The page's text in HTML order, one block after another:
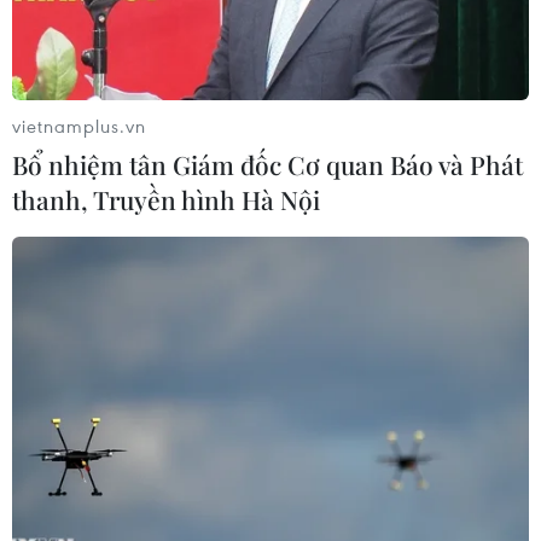
Nicolas Maduro.
Bộ trưởng Quốc phòng Venezuela Vladimir Padrino phát biểu
tại cuộc họp báo ở Caracas. (Nguồn: AFP/TTXVN)
Theo phóng viên TTXVN tại Mỹ Latinh, ngày
vietnamplus.vn
Bổ nhiệm tân Giám đốc Cơ quan Báo và Phát
thanh, Truyền hình Hà Nội